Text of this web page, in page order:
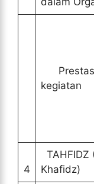
kegiatan
4
TAHFIDZ
Khafidz)